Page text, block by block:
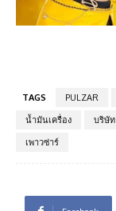
TAGS PULZAR
น้ำมันเครื่อง
บริษั
เพาวซ่าร์